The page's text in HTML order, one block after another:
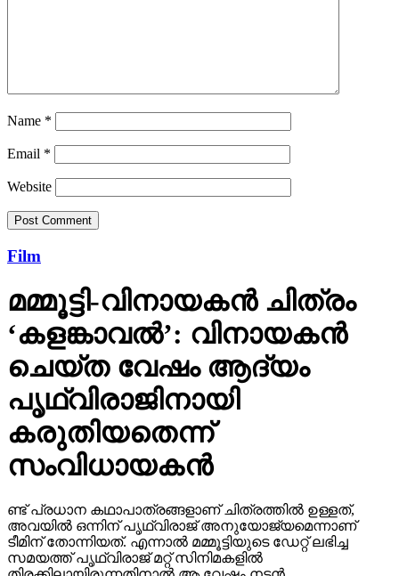
Name*
Email *
Website
Film
മമ്മൂട്ടി-വിനായകന്‍ ചിത്രം
‘കളങ്കാവല്‍’: വിനായകന്‍
ചെയ്ത വേഷം ആദ്യം
പൃഥ്വിരാജിനായി
കരുതിയതെന്ന്
സംവിധായകന്‍
ണ്ട് പ്രധാന കഥാപാത്രങ്ങളാണ് ചിത്രത്തില്‍ ഉള്ളത്,
ടീമിന് തോന്നിയത്. എന്നാല്‍ മമ്മൂട്ടിയുടെ ഡേറ്റ് ലഭിച്ച
സമയത്ത് പൃഥ്വിരാജ് മറ്റ് സിനിമകളില്‍
തിരക്കിലായിരുന്നതിനാല്‍ ആ വേഷം നടന്‍
ചെയ്യാനായില്ല.